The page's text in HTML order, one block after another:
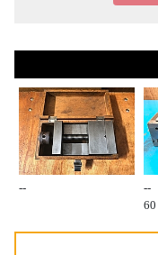
--
--
60